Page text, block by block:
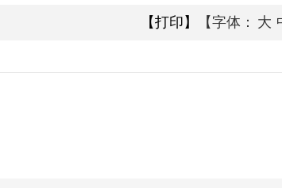
【打印】 【字体： 大